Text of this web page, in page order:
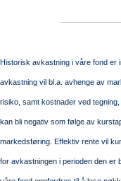
Historisk avkastning i våre fond er
avkastning vil bl.a. avhenge av
risiko, samt kostnader ved
kan bli negativ som følge av
markedsføring. Effektiv rente vil
for avkastningen i perioden den er